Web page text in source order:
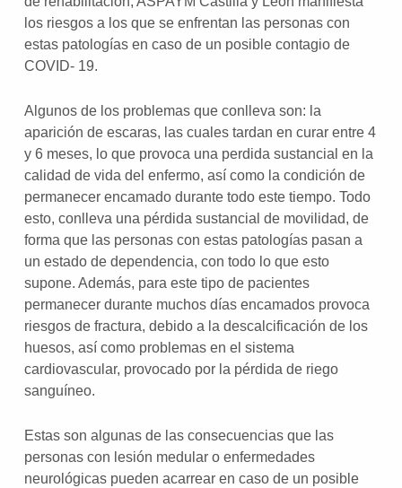
los riesgos a los que se enfrentan las personas con
estas patologías en caso de un posible contagio de
COVID- 19.
Algunos de los problemas que conlleva son: la
aparición de escaras, las cuales tardan en curar entre 4
y 6 meses, lo que provoca una perdida sustancial en la
calidad de vida del enfermo, así como la condición de
permanecer encamado durante todo este tiempo. Todo
esto, conlleva una pérdida sustancial de movilidad, de
forma que las personas con estas patologías pasan a
un estado de dependencia, con todo lo que esto
supone. Además, para este tipo de pacientes
permanecer durante muchos días encamados provoca
riesgos de fractura, debido a la descalcificación de los
huesos, así como problemas en el sistema
cardiovascular, provocado por la pérdida de riego
sanguíneo.
Estas son algunas de las consecuencias que las
personas con lesión medular o enfermedades
neurológicas pueden acarrear en caso de un posible